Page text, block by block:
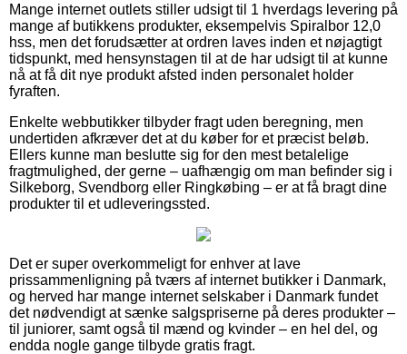
Mange internet outlets stiller udsigt til 1 hverdags levering på
mange af butikkens produkter, eksempelvis Spiralbor 12,0
hss, men det forudsætter at ordren laves inden et nøjagtigt
tidspunkt, med hensynstagen til at de har udsigt til at kunne
nå at få dit nye produkt afsted inden personalet holder
fyraften.
Enkelte webbutikker tilbyder fragt uden beregning, men
undertiden afkræver det at du køber for et præcist beløb.
Ellers kunne man beslutte sig for den mest betalelige
fragtmulighed, der gerne – uafhængig om man befinder sig i
Silkeborg, Svendborg eller Ringkøbing – er at få bragt dine
produkter til et udleveringssted.
Det er super overkommeligt for enhver at lave
prissammenligning på tværs af internet butikker i Danmark,
og herved har mange internet selskaber i Danmark fundet
det nødvendigt at sænke salgspriserne på deres produkter –
til juniorer, samt også til mænd og kvinder – en hel del, og
endda nogle gange tilbyde gratis fragt.